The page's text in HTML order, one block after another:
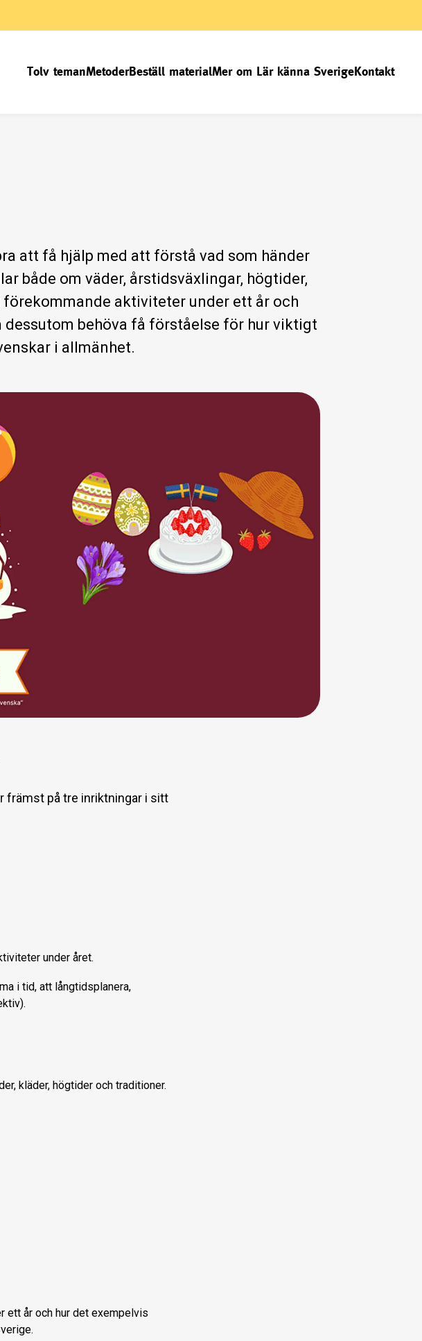
Tolv temanMetoderBeställ materialMer om Lär känna SverigeKontakt
att få hjälp med att förstå vad som händer
både om väder, årstidsväxlingar, högtider,
aktiviteter under ett år och
dessutom behöva få förståelse för hur viktigt
i allmänhet.
främst på tre inriktningar i sitt
under året.
i tid, att långtidsplanera,
kläder, högtider och traditioner.
ett år och hur det exempelvis